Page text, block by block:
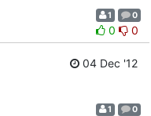
1 0
0 0
04 Dec '12
1 0